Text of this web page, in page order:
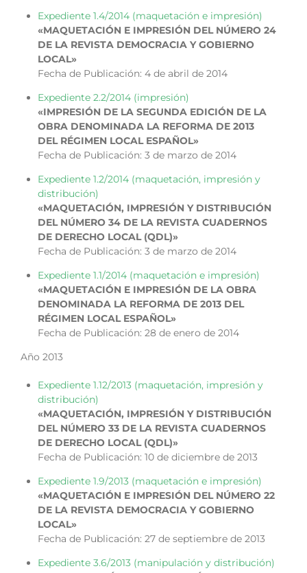
Expediente 1.4/2014 (maquetación e impresión)
«MAQUETACIÓN E IMPRESIÓN DEL NÚMERO 24
DE LA REVISTA DEMOCRACIA Y GOBIERNO
LOCAL»
Fecha de Publicación: 4 de abril de 2014
Expediente 2.2/2014 (impresión)
«IMPRESIÓN DE LA SEGUNDA EDICIÓN DE LA
OBRA DENOMINADA LA REFORMA DE 2013
DEL RÉGIMEN LOCAL ESPAÑOL»
Fecha de Publicación: 3 de marzo de 2014
Expediente 1.2/2014 (maquetación, impresión y
distribución)
«MAQUETACIÓN, IMPRESIÓN Y DISTRIBUCIÓN
DEL NÚMERO 34 DE LA REVISTA CUADERNOS
DE DERECHO LOCAL (QDL)»
Fecha de Publicación: 3 de marzo de 2014
Expediente 1.1/2014 (maquetación e impresión)
«MAQUETACIÓN E IMPRESIÓN DE LA OBRA
DENOMINADA LA REFORMA DE 2013 DEL
RÉGIMEN LOCAL ESPAÑOL»
Fecha de Publicación: 28 de enero de 2014
Año 2013
Expediente 1.12/2013 (maquetación, impresión y
distribución)
«MAQUETACIÓN, IMPRESIÓN Y DISTRIBUCIÓN
DEL NÚMERO 33 DE LA REVISTA CUADERNOS
DE DERECHO LOCAL (QDL)»
Fecha de Publicación: 10 de diciembre de 2013
Expediente 1.9/2013 (maquetación e impresión)
«MAQUETACIÓN E IMPRESIÓN DEL NÚMERO 22
DE LA REVISTA DEMOCRACIA Y GOBIERNO
LOCAL»
Fecha de Publicación: 27 de septiembre de 2013
Expediente 3.6/2013 (manipulación y distribución)